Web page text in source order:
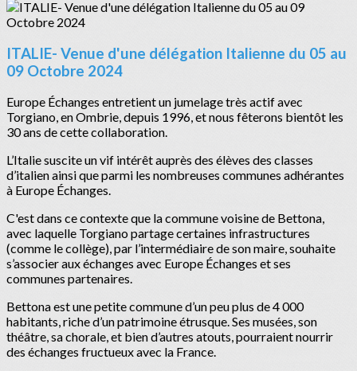
ITALIE- Venue d'une délégation Italienne du 05 au
09 Octobre 2024
Europe Échanges entretient un jumelage très actif avec
Torgiano, en Ombrie, depuis 1996, et nous fêterons bientôt les
30 ans de cette collaboration.
L’Italie suscite un vif intérêt auprès des élèves des classes
d’italien ainsi que parmi les nombreuses communes adhérantes
à Europe Échanges.
C'est dans ce contexte que la commune voisine de Bettona,
avec laquelle Torgiano partage certaines infrastructures
(comme le collège), par l’intermédiaire de son maire, souhaite
s’associer aux échanges avec Europe Échanges et ses
communes partenaires.
Bettona est une petite commune d’un peu plus de 4 000
habitants, riche d’un patrimoine étrusque. Ses musées, son
théâtre, sa chorale, et bien d’autres atouts, pourraient nourrir
des échanges fructueux avec la France.